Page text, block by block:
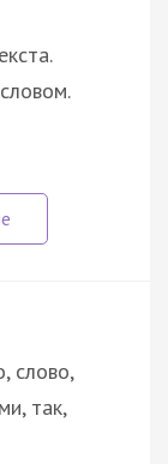
слово,
так,